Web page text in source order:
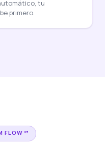
tu
primero.
FLOW™